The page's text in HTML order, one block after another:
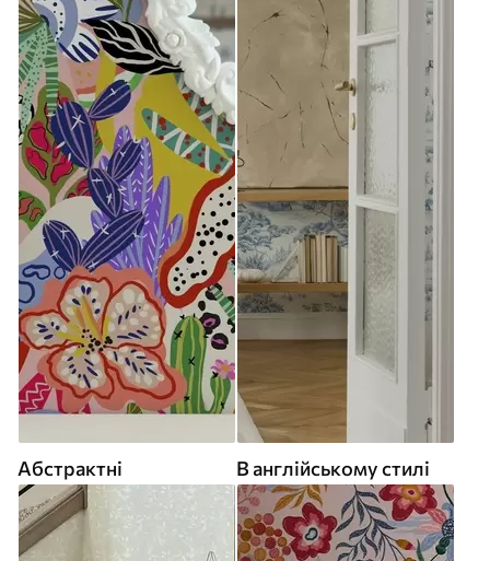
Абстрактні В англійському стилі